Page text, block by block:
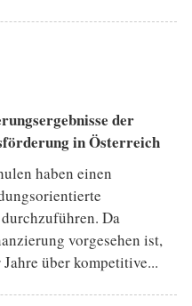
der
in Österreich
haben einen
Da
vorgesehen ist,
über kompetitive...